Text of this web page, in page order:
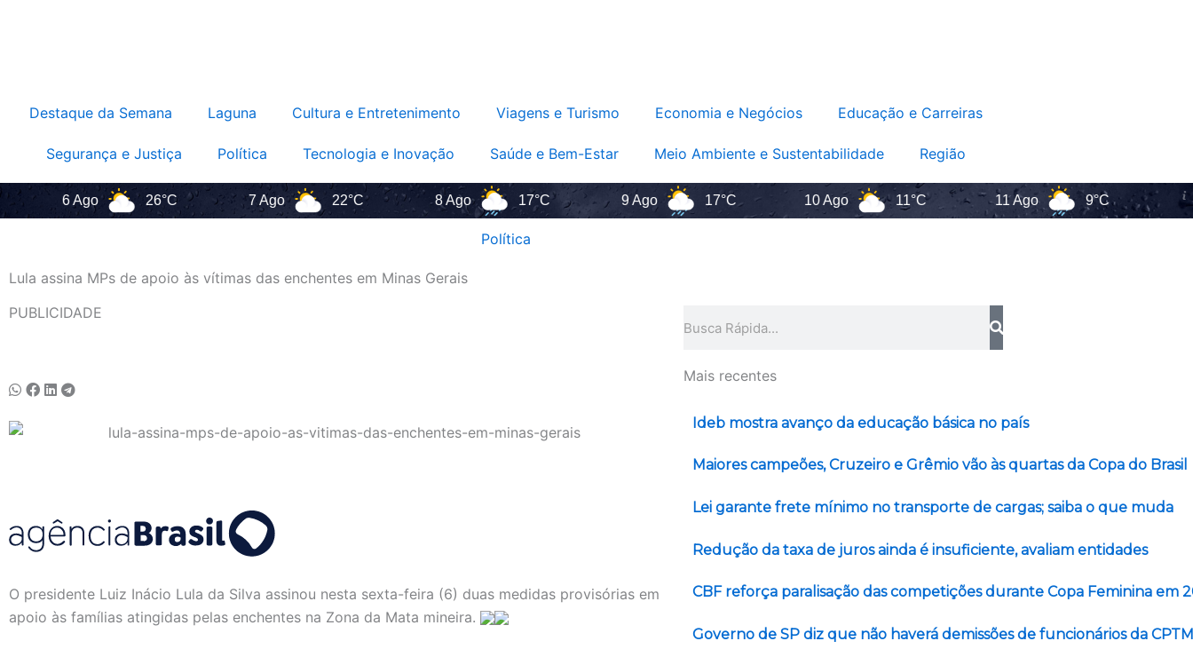
Destaque da Semana Laguna Cultura e Entretenimento Viagens e Turismo Economia e Negócios Educação e Carreiras
Segurança e Justiça Política Tecnologia e Inovação Saúde e Bem-Estar Meio Ambiente e Sustentabilidade Região
26°C 7 Ago 22°C 8 Ago 17°C 9 Ago 17°C 10 Ago 11°C 11 Ago 9°C
Política
Lula assina MPs de apoio às vítimas das enchentes em Minas Gerais
PUBLICIDADE
O presidente Luiz Inácio Lula da Silva assinou nesta sexta-feira (6) duas medidas provisórias em
apoio às famílias atingidas pelas enchentes na Zona da Mata mineira.
Mais recentes
Ideb mostra avanço da educação básica no país
Maiores campeões, Cruzeiro e Grêmio vão às quartas da Copa do Brasil
Lei garante frete mínimo no transporte de cargas; saiba o que muda
Redução da taxa de juros ainda é insuficiente, avaliam entidades
CBF reforça paralisação das competições durante Copa Feminina em
Governo de SP diz que não haverá demissões de funcionários da CPTM